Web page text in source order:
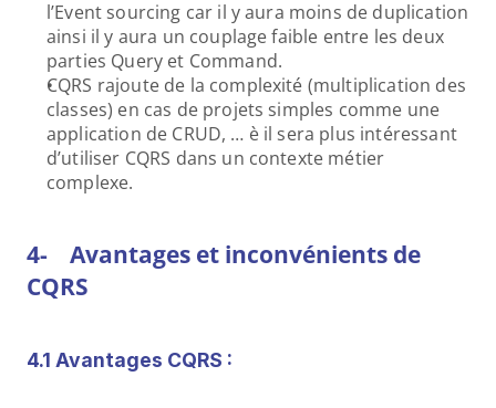
l’Event sourcing car il y aura moins de duplication
ainsi il y aura un couplage faible entre les deux
parties Query et Command.
CQRS rajoute de la complexité (multiplication des
classes) en cas de projets simples comme une
application de CRUD, … è il sera plus intéressant
d’utiliser CQRS dans un contexte métier
complexe.
4-    Avantages et inconvénients de
CQRS
4.1 Avantages CQRS :